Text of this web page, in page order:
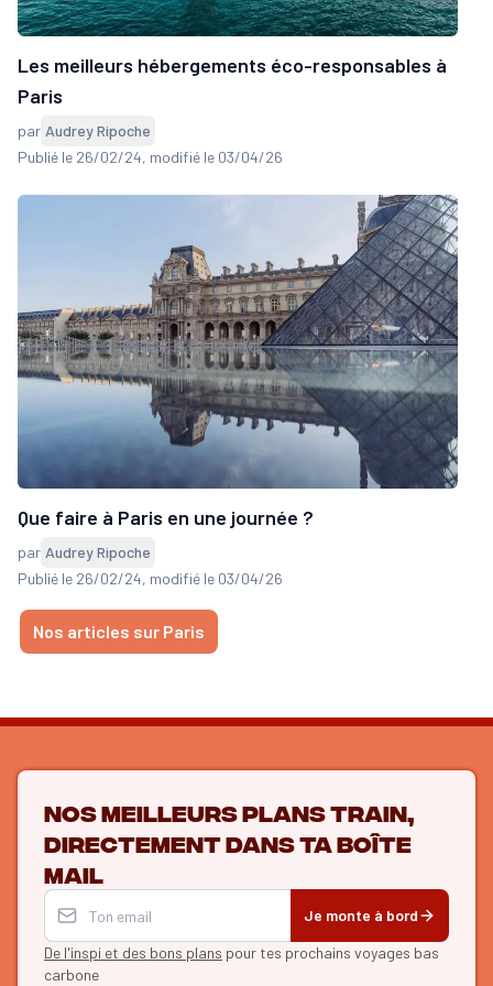
Les meilleurs hébergements éco-responsables à
Paris
par Audrey Ripoche
Publié le 26/02/24, modifié le 03/04/26
Que faire à Paris en une journée ?
par Audrey Ripoche
Publié le 26/02/24, modifié le 03/04/26
Nos articles sur Paris
Nos meilleurs plans train,
directement dans ta boîte
mail
Je monte à bord
De l'inspi et des bons plans pour tes prochains voyages bas
carbone